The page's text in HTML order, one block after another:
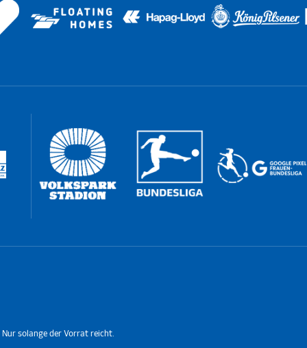
solange der Vorrat reicht.